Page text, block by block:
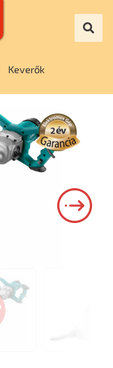
Keverők